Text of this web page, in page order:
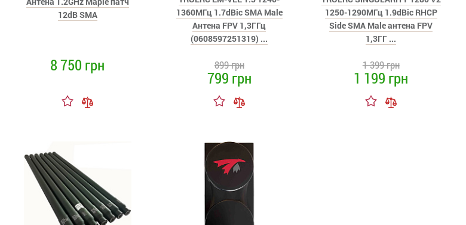
12dB SMA
8 750 грн
1360МГц 1.7dBic SMA Male
Антена FPV 1,3ГГц
(0608597251319) ...
899 грн
799 грн
1250-1290МГц 1.9dBic RHCP
Side SMA Male антена FPV
1,3ГГ ...
1 399 грн
1 199 грн